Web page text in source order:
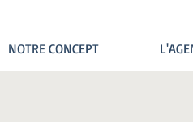
NOTRE CONCEPT